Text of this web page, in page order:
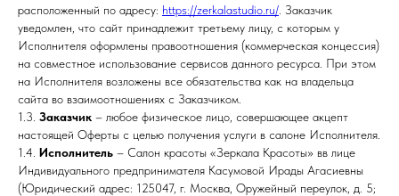
расположенный по адресу: https://zerkalastudio.ru/ . Заказчик
уведомлен, что сайт принадлежит третьему лицу, с которым у
Исполнителя оформлены правоотношения (коммерческая концессия)
на совместное использование сервисов данного ресурса. При этом
на Исполнителя возложены все обязательства как на владельца
сайта во взаимоотношениях с Заказчиком.
1.3. Заказчик – любое физическое лицо, совершающее акцепт
настоящей Оферты с целью получения услуги в салоне Исполнителя.
1.4. Исполнитель – Салон красоты «Зеркала Красоты» вв лице
Индивидуального предпринимателя Касумовой Ирады Агасиевны
(Юридический адрес: 125047, г. Москва, Оружейный переулок, д. 5;